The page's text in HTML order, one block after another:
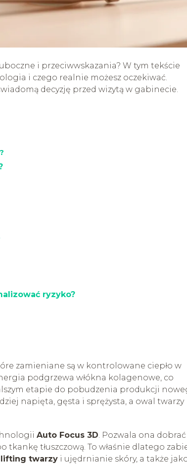
i przeciwwskazania? W tym tekście
i czego realnie możesz oczekiwać.
decyzję przed wizytą w gabinecie.
ryzyko?
zamieniane są w kontrolowane ciepło w
podgrzewa włókna kolagenowe, co
etapie do pobudzenia produkcji
napięta, gęsta i sprężysta, a owal twarzy
Auto Focus 3D. Pozwala ona dobrać
tkankę tłuszczową. To właśnie dlatego
lifting twarzy i ujędrnianie skóry, a także